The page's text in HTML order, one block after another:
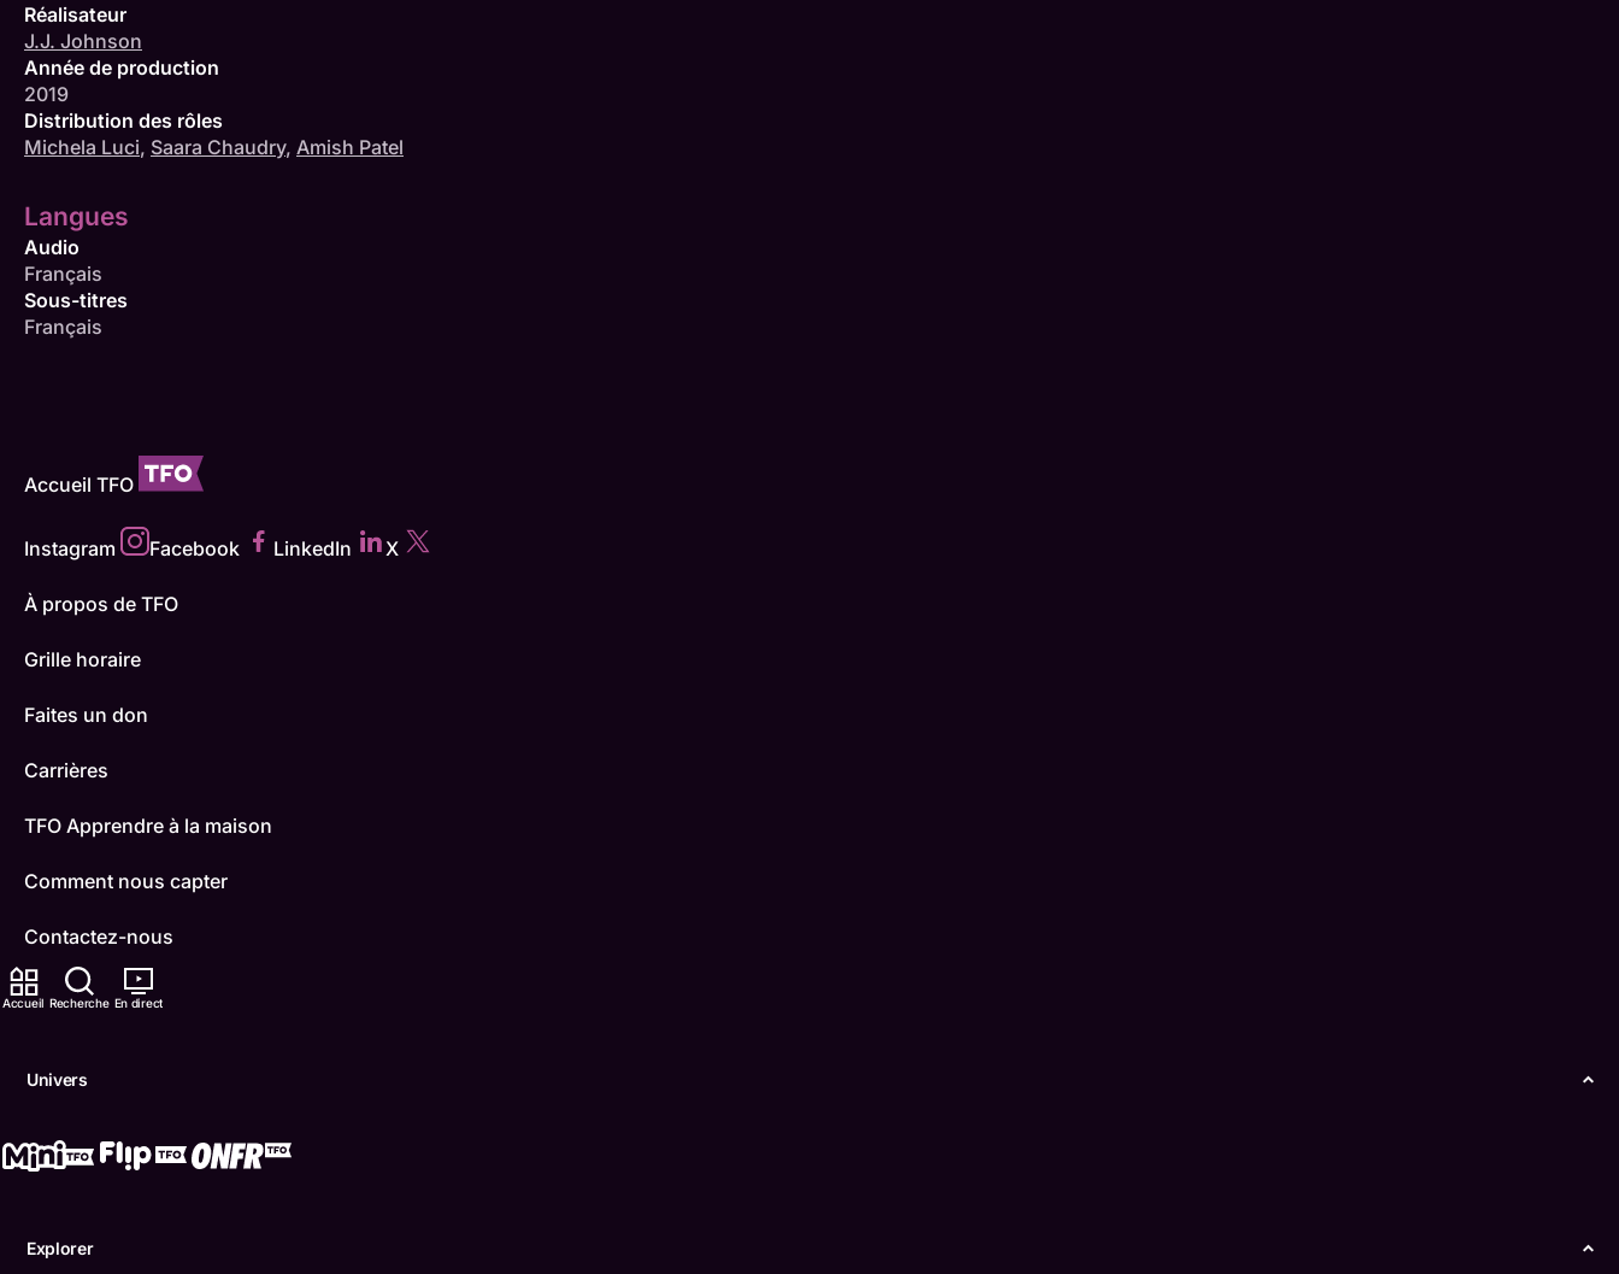
Accueil Recherche En direct
Univers
Explorer
Réalisateur
J.J. Johnson
Année de production
2019
Distribution des rôles
Michela Luci, Saara Chaudry, Amish Patel
Langues
Audio
Français
Sous-titres
Français
Accueil TFO
Instagram Facebook LinkedIn X
À propos de TFO
Grille horaire
Faites un don
Carrières
TFO Apprendre à la maison
Comment nous capter
Contactez-nous
ONFR
Conditions d'utilisation